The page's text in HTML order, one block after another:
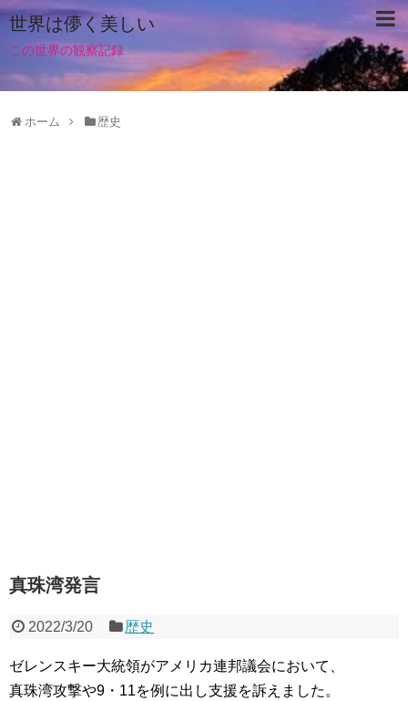
世界は儚く美しい
この世界の観察記録
ホーム 歴史
真珠湾発言
2022/3/20 歴史
ゼレンスキー大統領がアメリカ連邦議会において、
真珠湾攻撃や9・11を例に出し支援を訴えました。